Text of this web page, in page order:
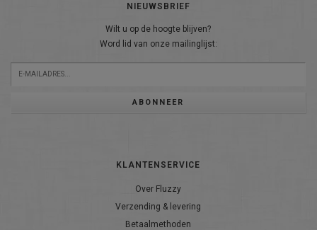
NIEUWSBRIEF
Wilt u op de hoogte blijven?
Word lid van onze mailinglijst:
ABONNEER
KLANTENSERVICE
Over Fluzzy
Verzending & levering
Betaalmethoden